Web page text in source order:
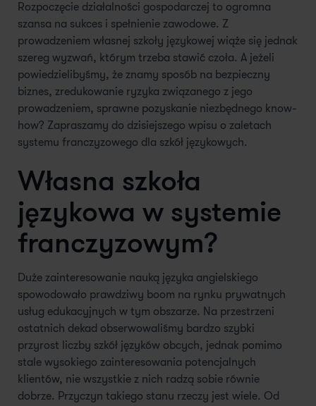
Rozpoczęcie działalności gospodarczej to ogromna
szansa na sukces i spełnienie zawodowe. Z
prowadzeniem własnej szkoły językowej wiąże się jednak
szereg wyzwań, którym trzeba stawić czoła. A jeżeli
powiedzielibyśmy, że znamy sposób na bezpieczny
biznes, zredukowanie ryzyka związanego z jego
prowadzeniem, sprawne pozyskanie niezbędnego know-
how? Zapraszamy do dzisiejszego wpisu o zaletach
systemu franczyzowego dla szkół językowych.
Własna szkoła
językowa w systemie
franczyzowym?
Duże zainteresowanie nauką języka angielskiego
spowodowało prawdziwy boom na rynku prywatnych
usług edukacyjnych w tym obszarze. Na przestrzeni
ostatnich dekad obserwowaliśmy bardzo szybki
przyrost liczby szkół języków obcych, jednak pomimo
stale wysokiego zainteresowania potencjalnych
klientów, nie wszystkie z nich radzą sobie równie
dobrze. Przyczyn takiego stanu rzeczy jest wiele. Od